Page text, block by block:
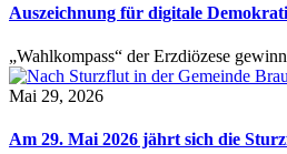
Auszeichnung für digitale
„Wahlkompass“ der Erzdiözese
Mai 29, 2026
Am 29. Mai 2026 jährt sich die